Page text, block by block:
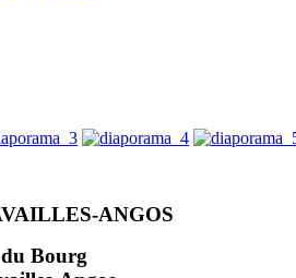
ANGOS
Bourg